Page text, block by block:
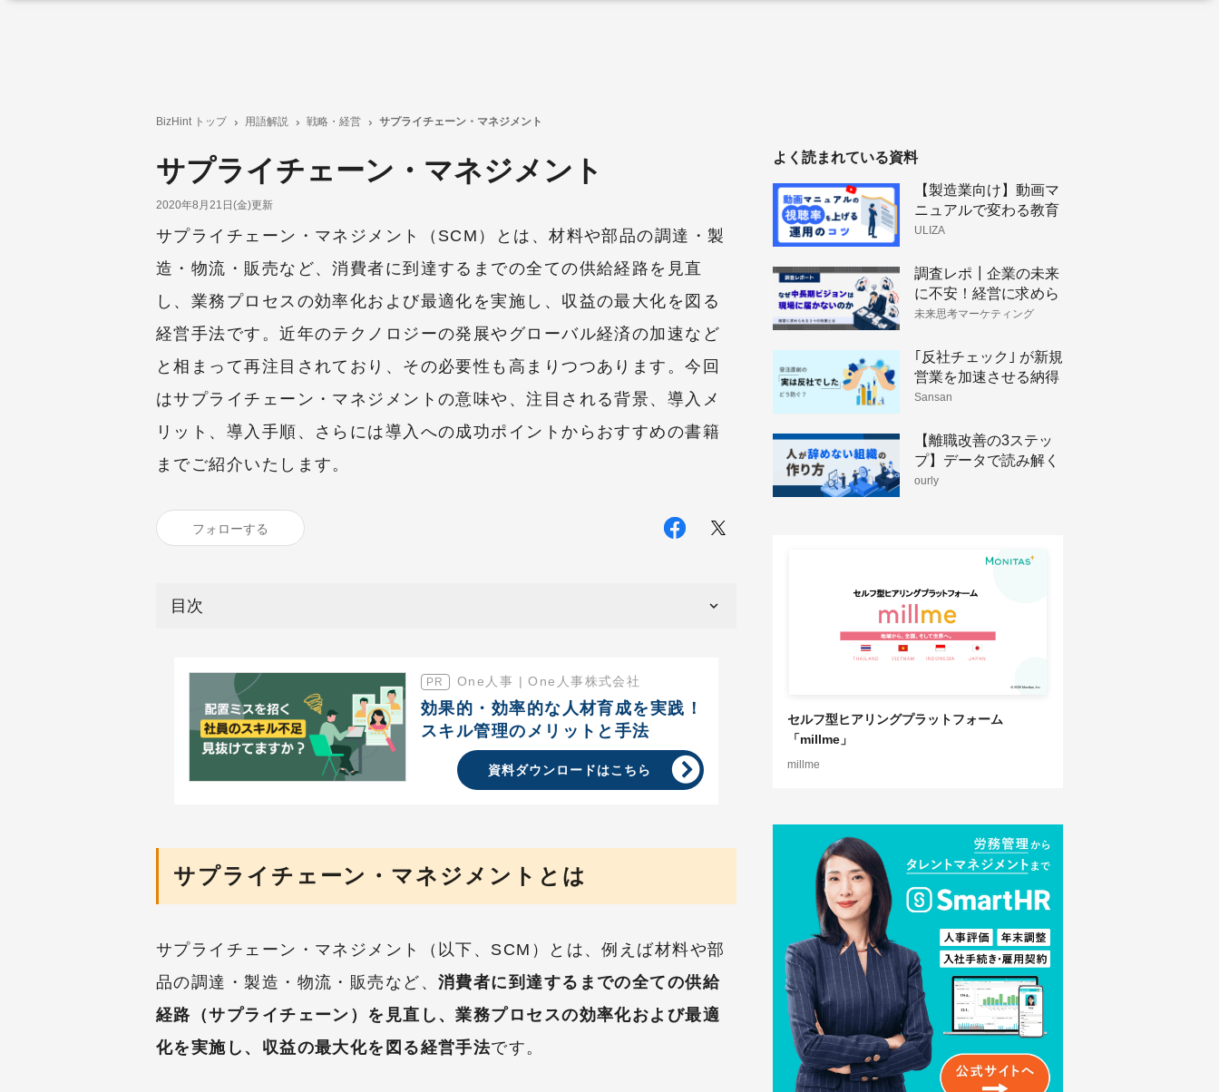
BizHint トップ 用語解説 戦略・経営 サプライチェーン・マネジメント
サプライチェーン・マネジメント
2020年8月21日(金)更新
サプライチェーン・マネジメント（SCM）とは、材料や部品の調達・製
造・物流・販売など、消費者に到達するまでの全ての供給経路を見直
し、業務プロセスの効率化および最適化を実施し、収益の最大化を図る
経営手法です。近年のテクノロジーの発展やグローバル経済の加速など
と相まって再注目されており、その必要性も高まりつつあります。今回
はサプライチェーン・マネジメントの意味や、注目される背景、導入メ
リット、導入手順、さらには導入への成功ポイントからおすすめの書籍
までご紹介いたします。
フォローする
目次
One人事 | One人事株式会社
効果的・効率的な人材育成を実践！
スキル管理のメリットと手法
資料ダウンロードはこちら
サプライチェーン・マネジメントとは
サプライチェーン・マネジメント（以下、SCM）とは、例えば材料や部
品の調達・製造・物流・販売など、消費者に到達するまでの全ての供給
経路（サプライチェーン）を見直し、業務プロセスの効率化および最適
化を実施し、収益の最大化を図る経営手法です。
よく読まれている資料
【製造業向け】動画マ
ニュアルで変わる教育
体制と技術伝承
ULIZA
調査レポ┃企業の未来
に不安！経営に求めら
れるビジョン策定と戦
未来思考マーケティング
｢反社チェック｣ が新規
営業を加速させる納得
理由
Sansan
【離職改善の3ステッ
プ】データで読み解く
人が辞めない組織のつ
ourly
セルフ型ヒアリングプラットフォーム
「millme」
millme